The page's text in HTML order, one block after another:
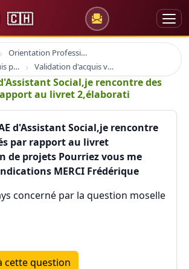
🇨🇭
Orientation Professionnelle
Validation d'acquis professionnel
Validation d'acquis vae
Social,je rencontre des
au livret 2,élaborati
d'Assistant Social,je rencontre
par rapport au livret
de projets Pourriez vous me
MERCI Frédérique
concerné par la question moselle
cette question